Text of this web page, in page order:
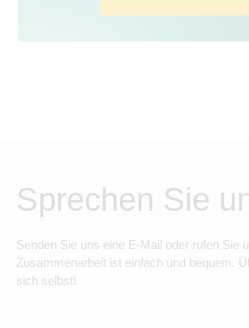
Sprechen Sie
Senden Sie uns eine E-Mail oder rufen Sie
Zusammenarbeit ist einfach und bequem.
sich selbst!